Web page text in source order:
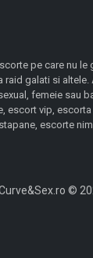
pe care nu
raid galati si
femeie sau
escort vip,
escorte
©